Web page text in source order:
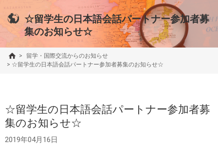
☆留学生の日本語会話パートナー参加者募
集のお知らせ☆
>
留学・国際交流からのお知らせ
> ☆留学生の日本語会話パートナー参加者募集のお知らせ☆
☆留学生の日本語会話パートナー参加者募
集のお知らせ☆
2019年04月16日